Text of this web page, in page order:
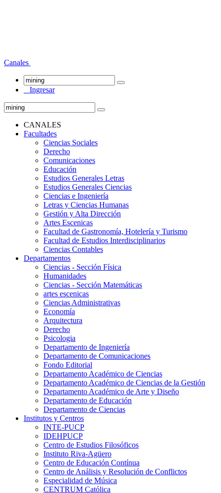
Canales
Ingresar
CANALES
Facultades
Ciencias Sociales
Derecho
Comunicaciones
Educación
Estudios Generales Letras
Estudios Generales Ciencias
Ciencias e Ingeniería
Letras y Ciencias Humanas
Gestión y Alta Dirección
Artes Escenicas
Facultad de Gastronomía, Hotelería y Turismo
Facultad de Estudios Interdisciplinarios
Ciencias Contables
Departamentos
Ciencias - Sección Física
Humanidades
Ciencias - Sección Matemáticas
artes escenicas
Ciencias Administrativas
Economía
Arquitectura
Derecho
Psicologia
Departamento de Ingeniería
Departamento de Comunicaciones
Fondo Editorial
Departamento Académico de Ciencias
Departamento Académico de Ciencias de la Gestión
Departamento Académico de Arte y Diseño
Departamento de Educación
Departamento de Ciencias
Institutos y Centros
INTE-PUCP
IDEHPUCP
Centro de Estudios Filosóficos
Instituto Riva-Agüero
Centro de Educación Contínua
Centro de Análisis y Resolución de Conflictos
Especialidad de Música
CENTRUM Católica